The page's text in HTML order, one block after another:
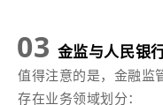
03 金监与人民银
值得注意的是，金融监
存在业务领域划分：